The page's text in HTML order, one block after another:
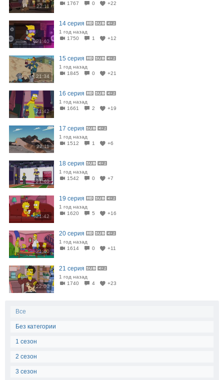
22:11
1767
0 +22
21:40
14 серия
1 год назад
1750
1 +12
21:34
15 серия
1 год назад
1845
0 +21
21:42
16 серия
1 год назад
1661
2 +19
22:11
17 серия
1 год назад
1512
1 +6
21:40
18 серия
1 год назад
1542
0 +7
21:42
19 серия
1 год назад
1620
5 +16
21:40
20 серия
1 год назад
1614
0 +11
22:00
21 серия
1 год назад
1740
4 +23
Все
Без категории
1 сезон
2 сезон
3 сезон